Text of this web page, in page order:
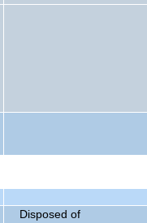
Disposed of